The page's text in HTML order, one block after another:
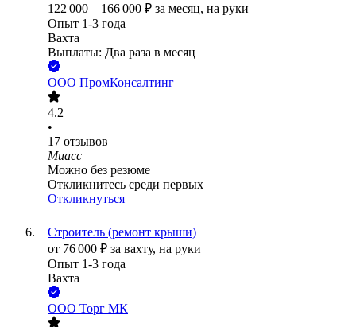
122 000 – 166 000 ₽ за месяц, на руки
Опыт 1-3 года
Вахта
Выплаты: Два раза в месяц
ООО ПромКонсалтинг
4.2
•
17 отзывов
Миасс
Можно без резюме
Откликнитесь среди первых
Откликнуться
Строитель (ремонт крыши)
от 76 000 ₽ за вахту, на руки
Опыт 1-3 года
Вахта
ООО Торг МК